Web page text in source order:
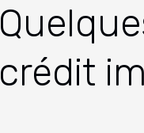
crédit